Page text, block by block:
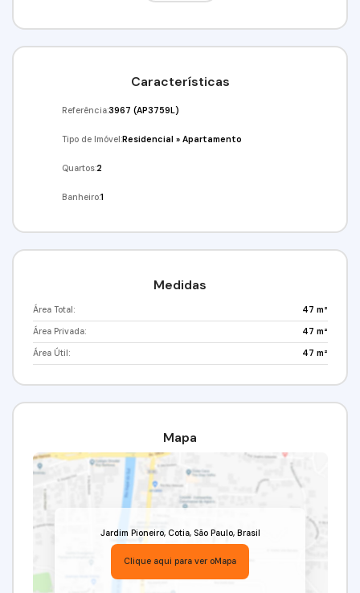
comprovar renda no valor de 03 alugueis.Venha
conferir!!!Agende já a sua visita!!!(11) 91359-7440 / (11)
Características
Referência:3967 (AP3759L)
Tipo de Imóvel:Residencial »Apartamento
Quartos:2
Banheiro:1
Medidas
Área Total: 47 m²
Área Privada: 47 m²
Área Útil: 47 m²
Mapa
Jardim Pioneiro, Cotia, São Paulo, Brasil
Clique aqui para ver oMapa